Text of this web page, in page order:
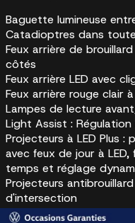
Baguette lumineuse
Catadioptres dans
Feux arrière de
côtés
Feux arrière LED avec
Feux arrière rouge clair à
Lampes de lecture
Light Assist :
Projecteurs à LED Plus
avec feux de jour à
temps et réglage
Projecteurs
d'intersection
Projecteurs avant